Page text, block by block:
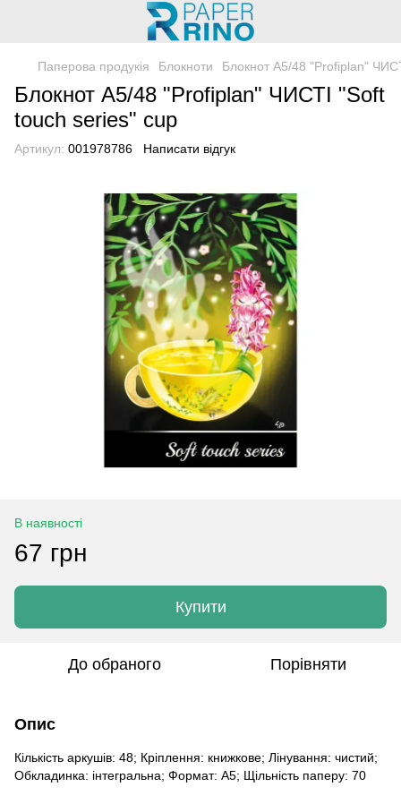
Паперова продукія Блокноти Блокнот A5/48 "Profiplan"
Блокнот A5/48 "Profiplan" ЧИСТІ "Soft
touch series" cup
Артикул: 001978786 Написати відгук
В наявності
67 грн
Купити
До обраного Порівняти
Опис
Кількість аркушів: 48; Кріплення: книжкове; Лінування: чистий;
Обкладинка: інтегральна; Формат: A5; Щільність паперу: 70